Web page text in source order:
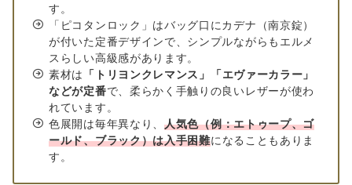
す。
「ピコタンロック」はバッグ口にカデナ（南京錠）
が付いた定番デザインで、シンプルながらもエルメ
スらしい高級感があります。
素材は 「トリヨンクレマンス」「エヴァーカラー」
などが定番で、柔らかく手触りの良いレザーが使わ
れています。
色展開は毎年異なり、 人気色（例：エトゥープ、ゴ
ールド、ブラック）は入手困難になることもありま
す。